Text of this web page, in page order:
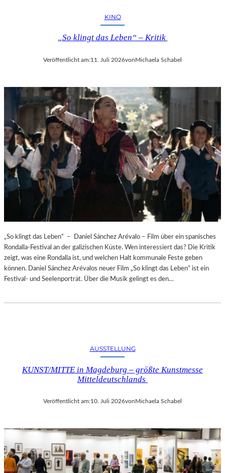
KINO
„So klingt das Leben“ – Kritik
Veröffentlicht am:11. Juli 2026vonMichaela Schabel
„So klingt das Leben“ – Daniel Sánchez Arévalo – Film über ein spanisches
Rondalla-Festival an der galizischen Küste. Wen interessiert das? Die Kritik
zeigt, was eine Rondalla ist, und welchen Halt kommunale Feste geben
können. Daniel Sánchez Arévalos neuer Film „So klingt das Leben“ ist ein
Festival- und Seelenporträt. Über die Musik gelingt es den…
AUSSTELLUNG
KUNST/MITTE in Magdeburg – größte Kunstmesse
Mitteldeutschlands
Veröffentlicht am:10. Juli 2026vonMichaela Schabel